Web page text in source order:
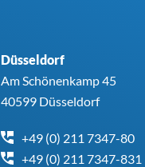
Düsseldorf
Am Schönenkamp 45
40599 Düsseldorf
+49 (0) 211 7347-80
+49 (0) 211 7347-831